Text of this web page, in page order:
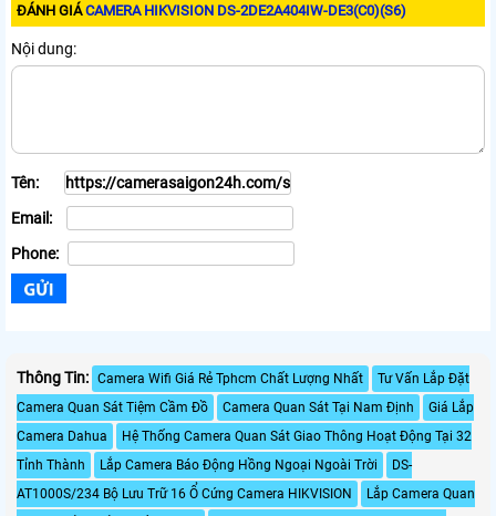
ĐÁNH GIÁCAMERA HIKVISION DS-2DE2A404IW-DE3(C0)(S6)
Nội dung:
Tên:
Email:
Phone:
Thông Tin: Camera Wifi Giá Rẻ Tphcm Chất Lượng Nhất
Tư Vấn Lắp Đặt
Camera Quan Sát Tiệm Cầm Đồ
Camera Quan Sát Tại Nam Định
Giá Lắp
Camera Dahua
Hệ Thống Camera Quan Sát Giao Thông Hoạt Động Tại 32
Tỉnh Thành
Lắp Camera Báo Động Hồng Ngoại Ngoài Trời
DS-
AT1000S/234 Bộ Lưu Trữ 16 Ổ Cứng Camera HIKVISION
Lắp Camera Quan